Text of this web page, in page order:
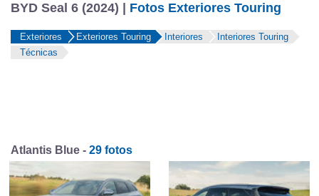
BYD Seal 6 (2024) | Fotos Exteriores Touring
Exteriores Exteriores Touring Interiores
Interiores Touring
Técnicas
Atlantis Blue - 29 fotos